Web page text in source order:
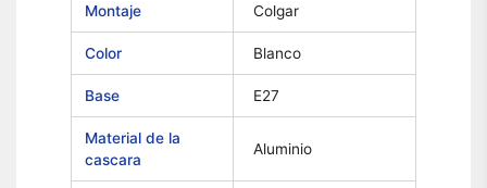
Montaje Colgar
Color Blanco
Base E27
Material de la
cascara
Aluminio